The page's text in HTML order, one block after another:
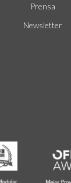
Prensa
Newsletter